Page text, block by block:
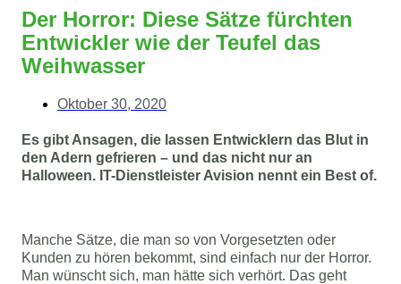
Der Horror: Diese Sätze fürchten
Entwickler wie der Teufel das
Weihwasser
Oktober 30, 2020
Es gibt Ansagen, die lassen Entwicklern das Blut in
den Adern gefrieren – und das nicht nur an
Halloween. IT-Dienstleister Avision nennt ein Best of.
Manche Sätze, die man so von Vorgesetzten oder
Kunden zu hören bekommt, sind einfach nur der Horror.
Man wünscht sich, man hätte sich verhört. Das geht